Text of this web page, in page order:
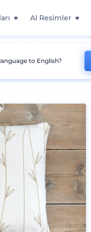
AI Resimler
Mockup
to English?